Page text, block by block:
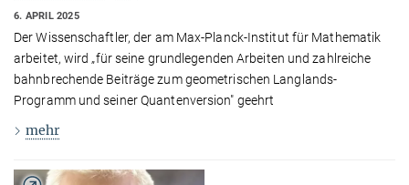
6. APRIL 2025
Der Wissenschaftler, der am Max-Planck-Institut für Mathematik
arbeitet, wird „für seine grundlegenden Arbeiten und zahlreiche
bahnbrechende Beiträge zum geometrischen Langlands-
Programm und seiner Quantenversion" geehrt
mehr